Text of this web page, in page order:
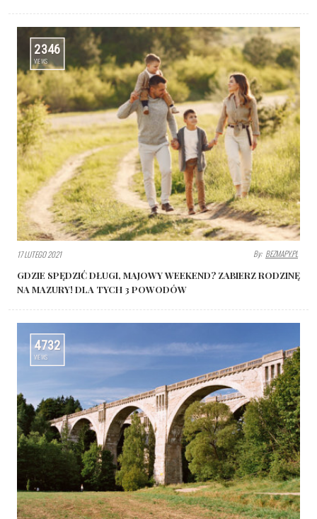
2346
VIEWS
17 LUTEGO 2021 By: BEZMAPY.PL
GDZIE SPĘDZIĆ DŁUGI, MAJOWY WEEKEND? ZABIERZ RODZINĘ
NA MAZURY! DLA TYCH 3 POWODÓW
4732
VIEWS